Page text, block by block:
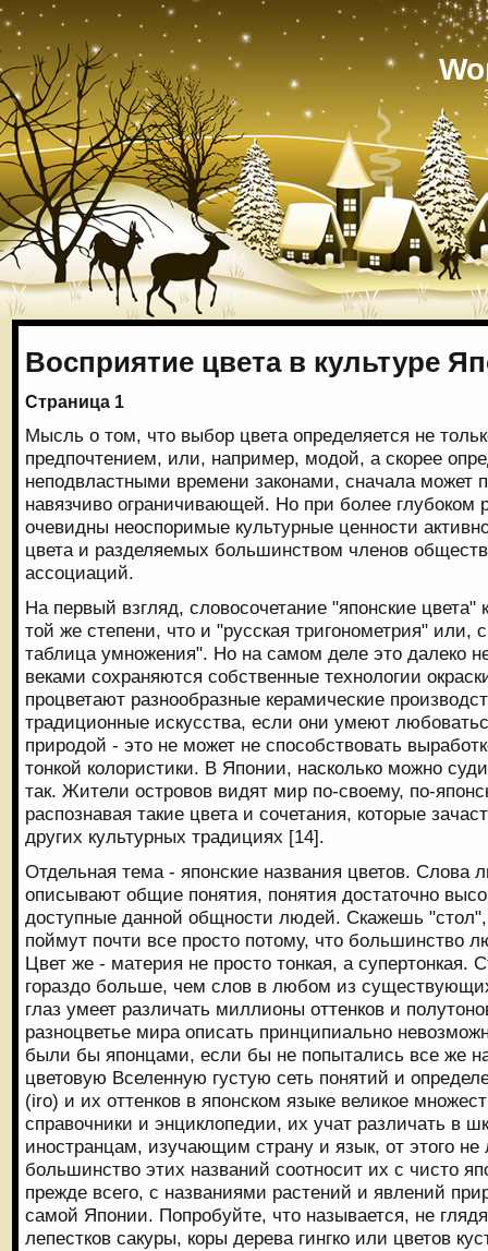
Восприятие цвета в культуре
Страница 1
Мысль о том, что выбор цвета определяется не
предпочтением, или, например, модой, а скорее
неподвластными времени законами, сначала может
навязчиво ограничивающей. Но при более глубоком
очевидны неоспоримые культурные ценности
цвета и разделяемых большинством членов
ассоциаций.
На первый взгляд, словосочетание "японские
той же степени, что и "русская тригонометрия" или,
таблица умножения". Но на самом деле это далеко
веками сохраняются собственные технологии
процветают разнообразные керамические
традиционные искусства, если они умеют
природой - это не может не способствовать
тонкой колористики. В Японии, насколько можно
так. Жители островов видят мир по-своему, по-
распознавая такие цвета и сочетания, которые
других культурных традициях [14].
Отдельная тема - японские названия цветов. Слова
описывают общие понятия, понятия достаточно
доступные данной общности людей. Скажешь
поймут почти все просто потому, что большинство
Цвет же - материя не просто тонкая, а супертонкая.
гораздо больше, чем слов в любом из
глаз умеет различать миллионы оттенков и
разноцветье мира описать принципиально
были бы японцами, если бы не попытались все же
цветовую Вселенную густую сеть понятий и
(iro) и их оттенков в японском языке великое
справочники и энциклопедии, их учат различать в
иностранцам, изучающим страну и язык, от этого
большинство этих названий соотносит их с чисто
прежде всего, с названиями растений и явлений
самой Японии. Попробуйте, что называется, не
лепестков сакуры, коры дерева гингко или цветов